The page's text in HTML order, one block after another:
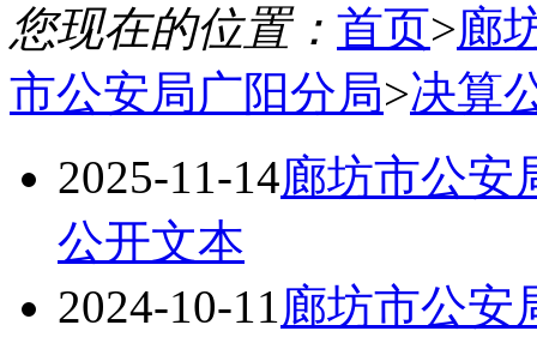
您现在的位置： 首页>廊
市公安局广阳分局>决算
2025-11-14廊坊市公安
公开文本
2024-10-11廊坊市公安